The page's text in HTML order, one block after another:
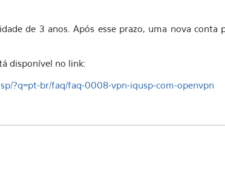
de 3 anos. Após esse prazo, uma nova conta
disponível no link:
?q=pt-br/faq/faq-0008-vpn-iqusp-com-openvpn